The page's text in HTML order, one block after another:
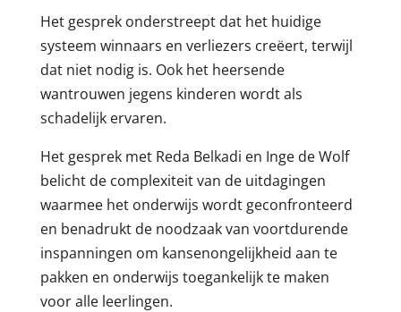
Het gesprek onderstreept dat het huidige
systeem winnaars en verliezers creëert, terwijl
dat niet nodig is. Ook het heersende
wantrouwen jegens kinderen wordt als
schadelijk ervaren.
Het gesprek met Reda Belkadi en Inge de Wolf
belicht de complexiteit van de uitdagingen
waarmee het onderwijs wordt geconfronteerd
en benadrukt de noodzaak van voortdurende
inspanningen om kansenongelijkheid aan te
pakken en onderwijs toegankelijk te maken
voor alle leerlingen.